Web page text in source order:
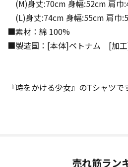
(M)身丈:70cm 身幅:52cm 肩巾
(L)身丈:74cm 身幅:55cm 肩巾
■素材：綿 100%
■製造国：[本体]ベトナム [加
『時をかける少女』のTシャツで
売れ筋ラン